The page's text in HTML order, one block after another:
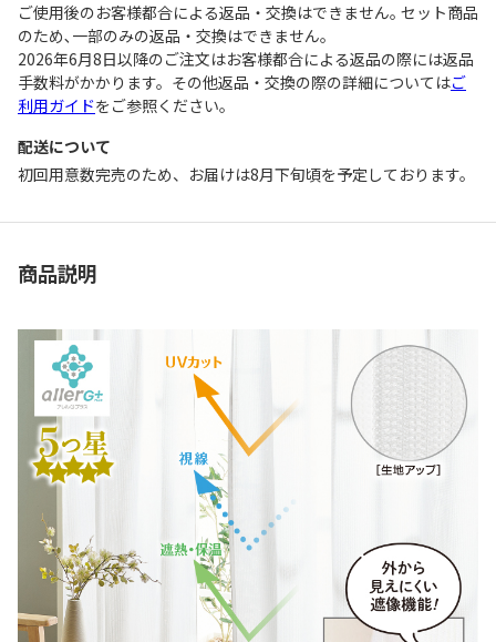
ご使用後のお客様都合による返品・交換はできません｡ セット商品
のため､一部のみの返品・交換はできません｡
2026年6月8日以降のご注文はお客様都合による返品の際には返品
手数料がかかります。その他返品・交換の際の詳細についてはご
利用ガイドをご参照ください。
配送について
初回用意数完売のため、お届けは8月下旬頃を予定しております。
商品説明